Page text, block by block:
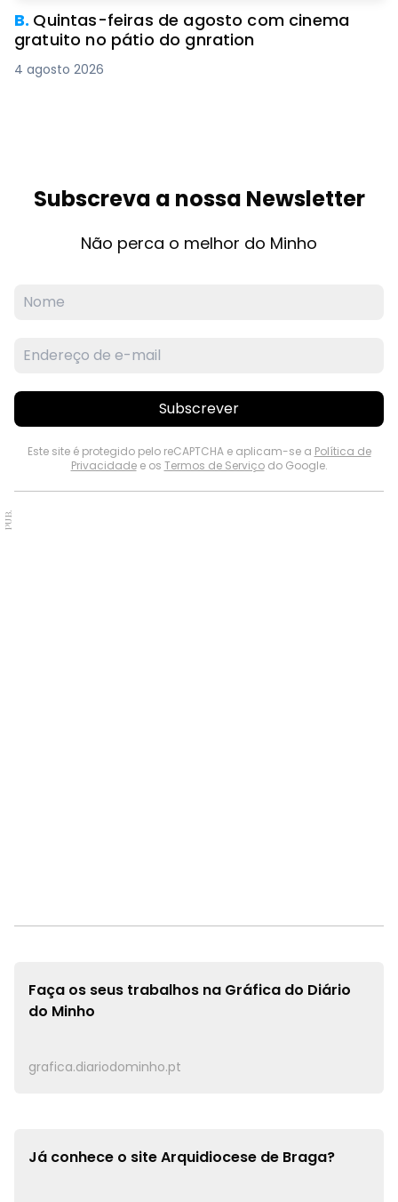
B. Quintas-feiras de agosto com cinema
gratuito no pátio do gnration
4 agosto 2026
Subscreva a nossa Newsletter
Não perca o melhor do Minho
Subscrever
Este site é protegido pelo reCAPTCHA e aplicam-se a Política de
Privacidadee os Termos de Serviçodo Google.
PUB.
Faça os seus trabalhos na Gráfica do Diário
do Minho
grafica.diariodominho.pt
Já conhece o siteArquidiocese de Braga?